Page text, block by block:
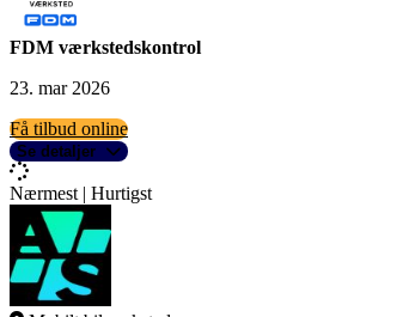
FDM værkstedskontrol
23. mar 2026
Få tilbud online
Se detaljer
Nærmest | Hurtigst